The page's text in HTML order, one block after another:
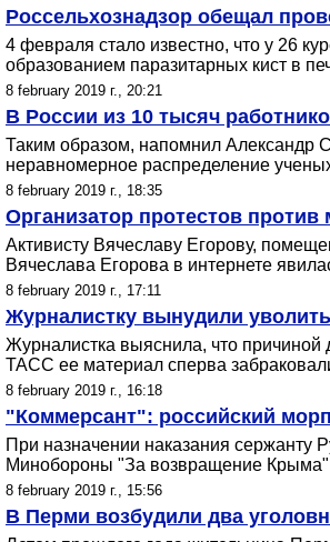
Россельхознадзор обещал
4 февраля стало известно, что у 26
образованием паразитарных кист в
8 february 2019 г., 20:21
В России из 10 тысяч
Таким образом, напомнил Александр
неравномерное распределение
8 february 2019 г., 18:35
Организатор протестов
Активисту Вячеславу Егорову,
Вячеслава Егорова в интернете
8 february 2019 г., 17:11
Журналистку вынудили
Журналистка выяснила, что
ТАСС ее материал сперва
8 february 2019 г., 16:18
"Коммерсант": российский
При назначении наказания сержанту
Минобороны "За возвращение Крыма"
8 february 2019 г., 15:56
В Перми возбудили два